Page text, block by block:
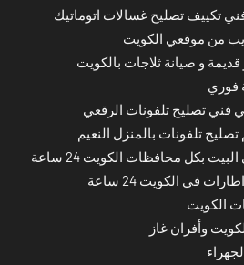
تكييف تصليح غسالات اتوماتيك
من موقعي الكويت
و صيانة ثلاجات بالكويت
فوري
فني تصليح تلفونات الرقعي
تلفونات بالمنزل النعيم
بكل محافظات الكويت 24 ساعة
في الكويت 24 ساعة
الكويت
وأفران غاز